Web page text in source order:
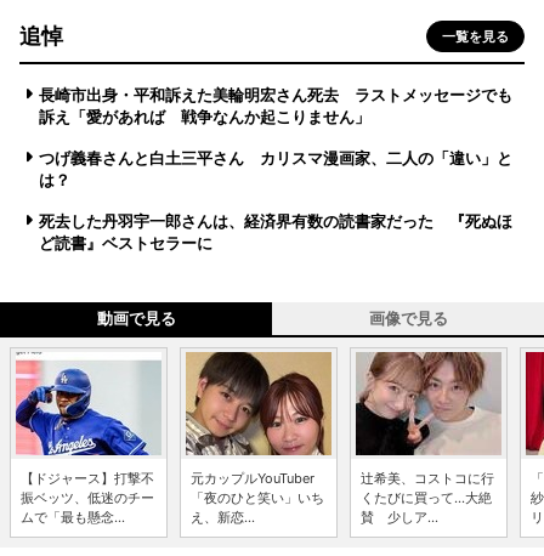
追悼 一覧を見る
長崎市出身・平和訴えた美輪明宏さん死去 ラストメッセージでも
訴え「愛があれば 戦争なんか起こりません」
つげ義春さんと白土三平さん カリスマ漫画家、二人の「違い」と
は？
死去した丹羽宇一郎さんは、経済界有数の読書家だった 『死ぬほ
ど読書』ベストセラーに
動画で見る 画像で見る
【ドジャース】打撃不
振ベッツ、低迷のチー
ムで「最も懸念...
元カップルYouTuber
「夜のひと笑い」いち
え、新恋...
辻希美、コストコに行
くたびに買って...大絶
賛 少しア...